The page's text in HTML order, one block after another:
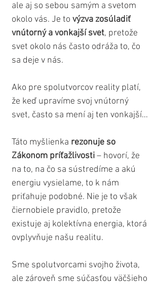
ale aj so sebou samým a svetom
okolo vás. Je to výzva zosúladiť
vnútorný a vonkajší svet, pretože
svet okolo nás často odráža to, čo
sa deje v nás.
Ako pre spolutvorcov reality platí,
že keď upravíme svoj vnútorný
svet, často sa mení aj ten vonkajší...
Táto myšlienka rezonuje so
Zákonom príťažlivosti – hovorí, že
na to, na čo sa sústredíme a akú
energiu vysielame, to k nám
priťahuje podobné. Nie je to však
čiernobiele pravidlo, pretože
existuje aj kolektívna energia, ktorá
ovplyvňuje našu realitu.
Sme spolutvorcami svojho života,
ale zároveň sme súčasťou väčšieho